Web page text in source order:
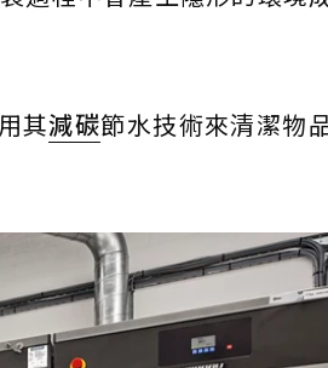
其減碳節水技術來清潔物